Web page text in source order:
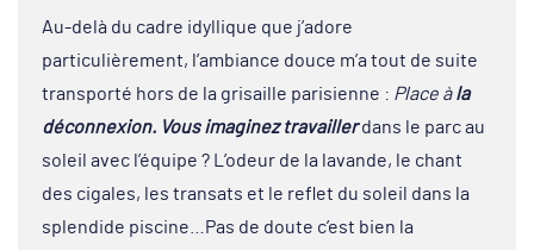
Au-delà du cadre idyllique que j’adore
particulièrement, l’ambiance douce m’a tout de suite
transporté hors de la grisaille parisienne : Place àla
déconnexion. Vous imaginez travailler dans le parc au
soleil avec l’équipe ? L’odeur de la lavande, le chant
des cigales, les transats et le reflet du soleil dans la
splendide piscine…Pas de doute c’est bien la